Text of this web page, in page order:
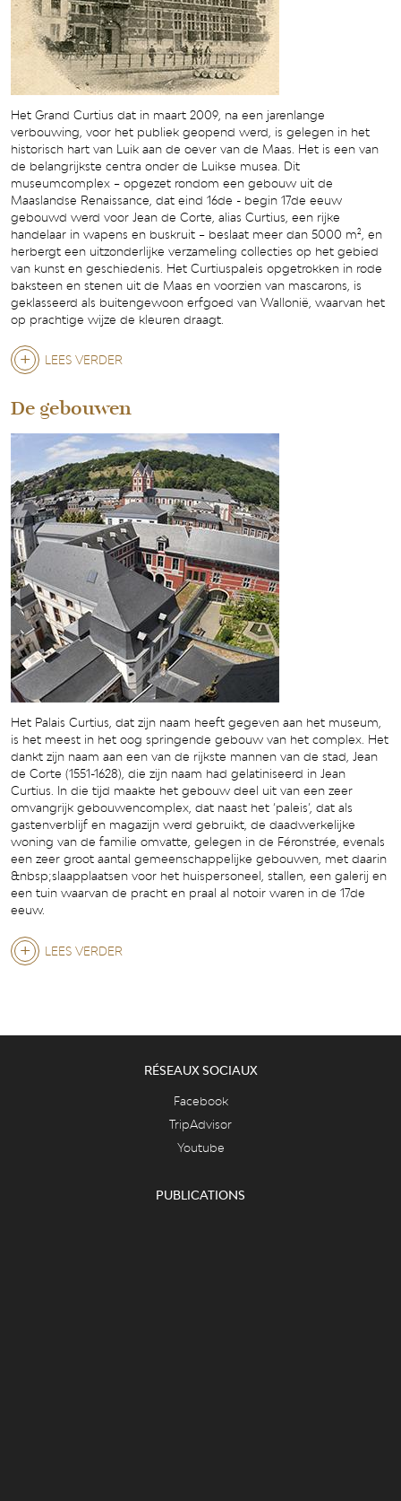
Het Grand Curtius dat in maart 2009, na een jarenlange
verbouwing, voor het publiek geopend werd, is gelegen in het
historisch hart van Luik aan de oever van de Maas. Het is een van
de belangrijkste centra onder de Luikse musea. Dit
museumcomplex – opgezet rondom een gebouw uit de
Maaslandse Renaissance, dat eind 16de - begin 17de eeuw
gebouwd werd voor Jean de Corte, alias Curtius, een rijke
handelaar in wapens en buskruit – beslaat meer dan 5000 m², en
herbergt een uitzonderlijke verzameling collecties op het gebied
van kunst en geschiedenis. Het Curtiuspaleis opgetrokken in rode
baksteen en stenen uit de Maas en voorzien van mascarons, is
geklasseerd als buitengewoon erfgoed van Wallonië, waarvan het
op prachtige wijze de kleuren draagt.
LEES VERDER
De gebouwen
Het Palais Curtius, dat zijn naam heeft gegeven aan het museum,
is het meest in het oog springende gebouw van het complex. Het
dankt zijn naam aan een van de rijkste mannen van de stad, Jean
de Corte (1551-1628), die zijn naam had gelatiniseerd in Jean
Curtius. In die tijd maakte het gebouw deel uit van een zeer
omvangrijk gebouwencomplex, dat naast het ‘paleis’, dat als
gastenverblijf en magazijn werd gebruikt, de daadwerkelijke
woning van de familie omvatte, gelegen in de Féronstrée, evenals
een zeer groot aantal gemeenschappelijke gebouwen, met daarin
&nbsp;slaapplaatsen voor het huispersoneel, stallen, een galerij en
een tuin waarvan de pracht en praal al notoir waren in de 17de
eeuw.
LEES VERDER
RÉSEAUX SOCIAUX
Facebook
TripAdvisor
Youtube
PUBLICATIONS